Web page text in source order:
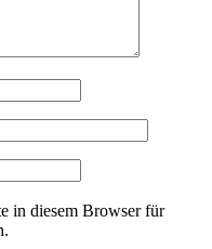
in diesem Browser für